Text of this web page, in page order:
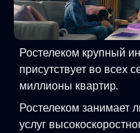
Ростелеком крупный
присутствует во всех
миллионы квартир.
Ростелеком занимает
услуг